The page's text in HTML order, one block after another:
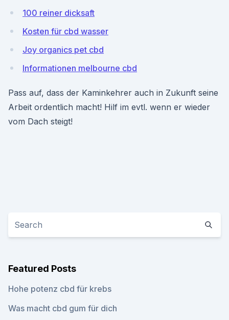
100 reiner dicksaft
Kosten für cbd wasser
Joy organics pet cbd
Informationen melbourne cbd
Pass auf, dass der Kaminkehrer auch in Zukunft seine
Arbeit ordentlich macht! Hilf im evtl. wenn er wieder
vom Dach steigt!
Featured Posts
Hohe potenz cbd für krebs
Was macht cbd gum für dich